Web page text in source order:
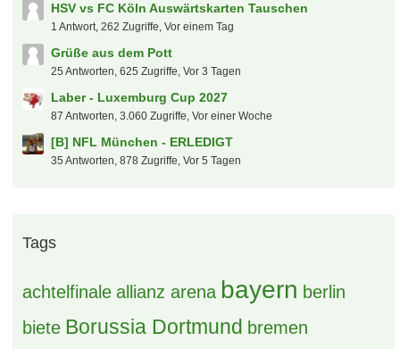
HSV vs FC Köln Auswärtskarten Tauschen
1 Antwort, 262 Zugriffe, Vor einem Tag
Grüße aus dem Pott
25 Antworten, 625 Zugriffe, Vor 3 Tagen
Laber - Luxemburg Cup 2027
87 Antworten, 3.060 Zugriffe, Vor einer Woche
[B] NFL München - ERLEDIGT
35 Antworten, 878 Zugriffe, Vor 5 Tagen
Tags
achtelfinale allianz arena bayern berlin
biete Borussia Dortmund bremen